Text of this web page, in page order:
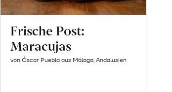
Frische Post:
Maracujas
von Óscar Puebla aus Málaga, Andalusien